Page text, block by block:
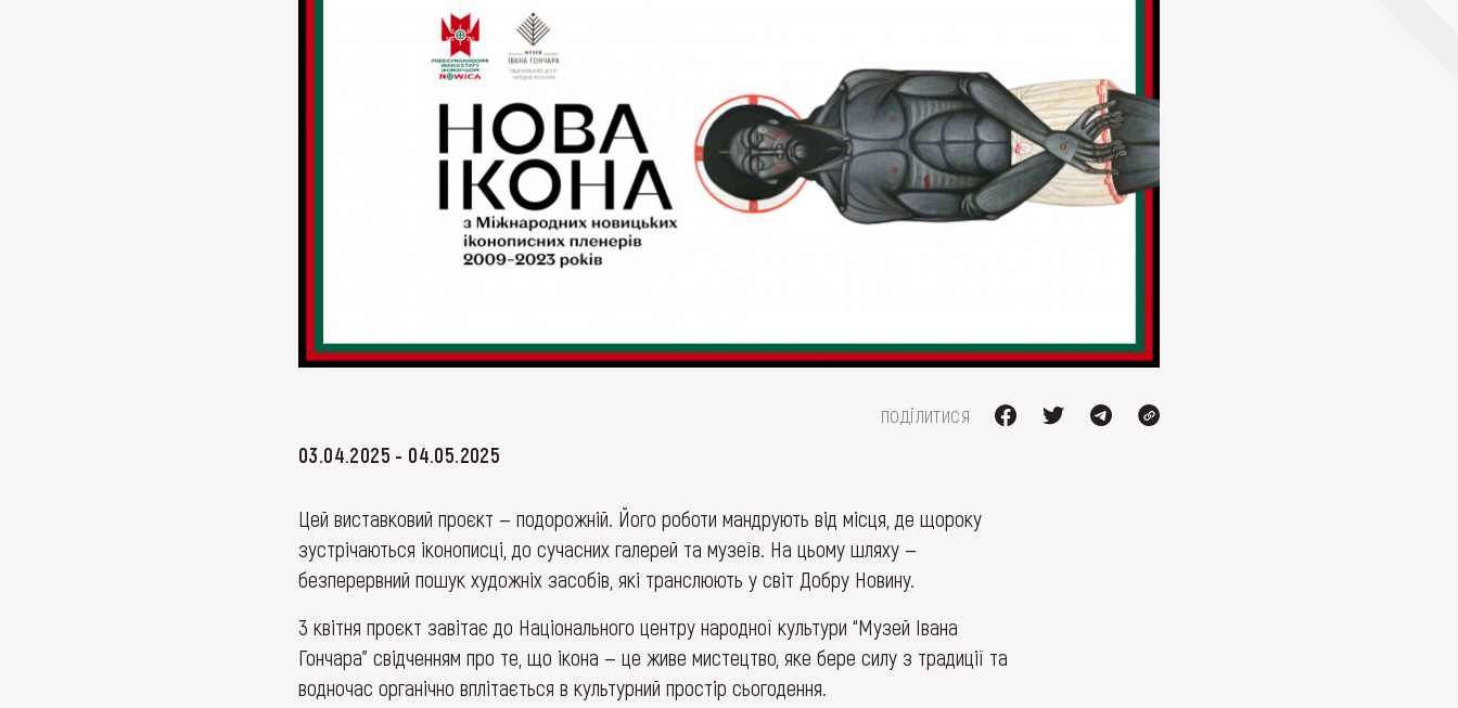
поділитися
03.04.2025 - 04.05.2025
Цей виставковий проєкт — подорожній. Його роботи мандрують від місця, де щороку
зустрічаються іконописці, до сучасних галерей та музеїв. На цьому шляху —
безперервний пошук художніх засобів, які транслюють у світ Добру Новину.
3 квітня проєкт завітає до Національного центру народної культури “Музей Івана
Гончара” свідченням про те, що ікона — це живе мистецтво, яке бере силу з традиції та
водночас органічно вплітається в культурний простір сьогодення.